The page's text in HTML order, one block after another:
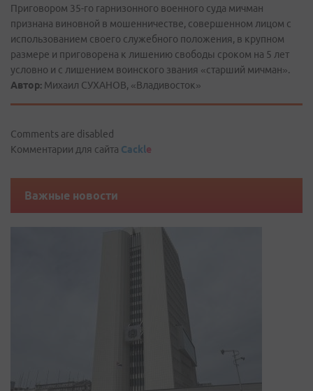
Приговором 35-го гарнизонного военного суда мичман
признана виновной в мошенничестве, совершенном лицом с
использованием своего служебного положения, в крупном
размере и приговорена к лишению свободы сроком на 5 лет
условно и с лишением воинского звания «старший мичман».
Автор: Михаил СУХАНОВ, «Владивосток»
Comments are disabled
Комментарии для сайта Cackle
Важные новости